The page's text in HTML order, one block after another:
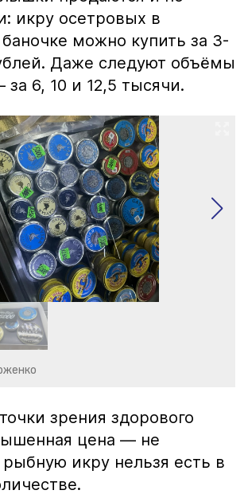
икру осетровых в
можно купить за 3-
Даже следуют объёмы
6, 10 и 12,5 тысячи.
зрения здорового
цена — не
рыбную икру нельзя есть в